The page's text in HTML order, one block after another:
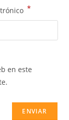
*
en este